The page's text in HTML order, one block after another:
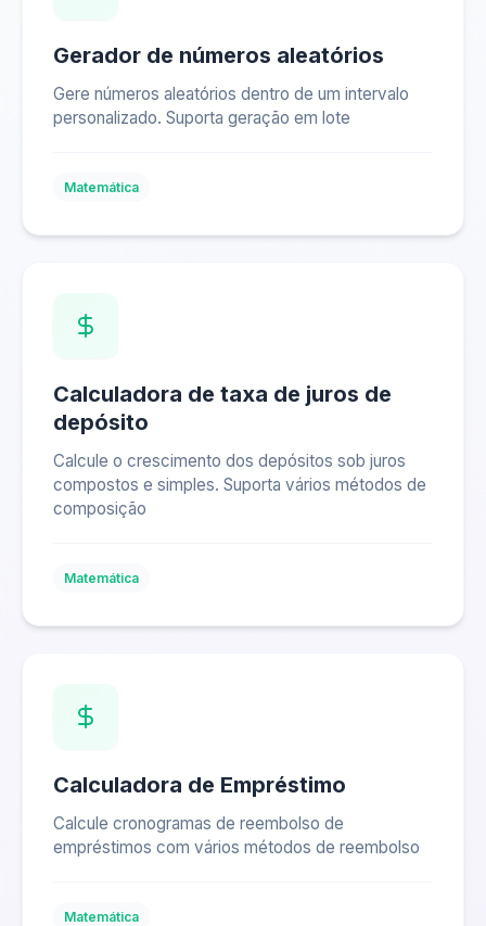
Gerador de números aleatórios
Gere números aleatórios dentro de um intervalo
personalizado. Suporta geração em lote
Matemática
Calculadora de taxa de juros de
depósito
Calcule o crescimento dos depósitos sob juros
compostos e simples. Suporta vários métodos de
composição
Matemática
Calculadora de Empréstimo
Calcule cronogramas de reembolso de
empréstimos com vários métodos de reembolso
Matemática